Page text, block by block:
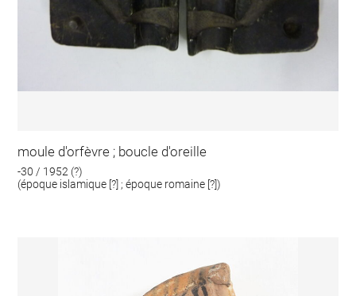
moule d'orfèvre ; boucle d'oreille
-30 / 1952 (?)
(époque islamique [?] ; époque romaine [?])